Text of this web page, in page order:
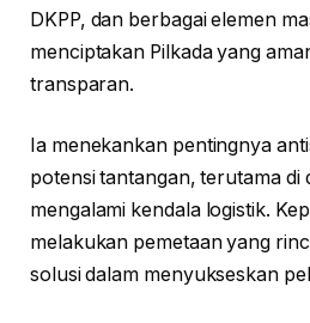
DKPP, dan berbagai elemen
menciptakan Pilkada yang
transparan.
Ia menekankan pentingnya
potensi tantangan, terutama di
mengalami kendala logistik.
melakukan pemetaan yang
solusi dalam menyukseskan